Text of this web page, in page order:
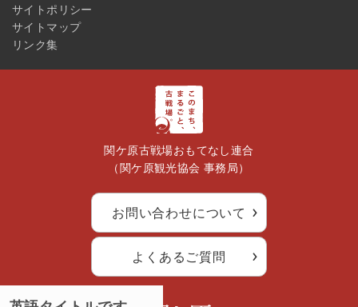
サイトポリシー
サイトマップ
リンク集
関ケ原古戦場おもてなし連合
（関ケ原観光協会 事務局）
お問い合わせについて
よくあるご質問